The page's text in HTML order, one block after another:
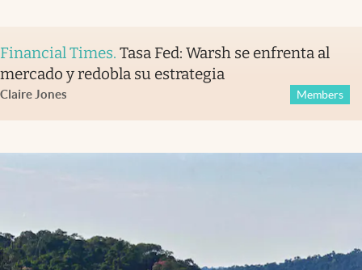
Financial Times. Tasa Fed: Warsh se enfrenta al
mercado y redobla su estrategia
Claire Jones Members